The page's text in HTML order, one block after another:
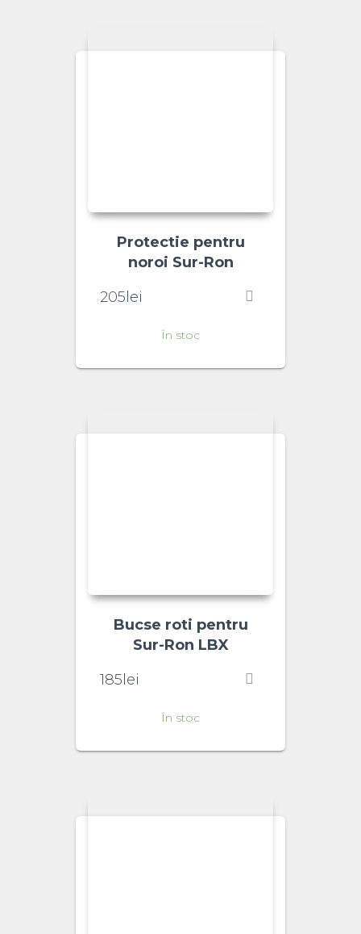
Protectie pentru
noroi Sur-Ron
205lei
În stoc
Bucse roti pentru
Sur-Ron LBX
185lei
În stoc